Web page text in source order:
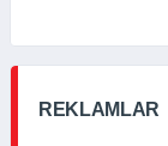
REKLAMLAR